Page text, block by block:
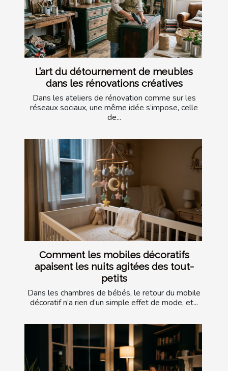
L’art du détournement de meubles
dans les rénovations créatives
Dans les ateliers de rénovation comme sur les
réseaux sociaux, une même idée s’impose, celle
de...
Comment les mobiles décoratifs
apaisent les nuits agitées des tout-
petits
Dans les chambres de bébés, le retour du mobile
décoratif n’a rien d’un simple effet de mode, et...